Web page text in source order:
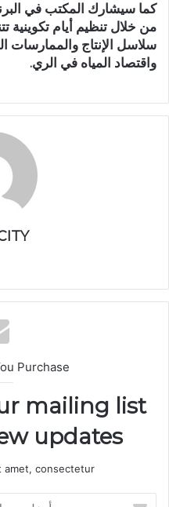
كما سيشارك المكتب في
من خلال تنظيم أيام تكوينية
سلاسل الإنتاج والممارسات
واقتصاد المياه في الري.
Purchase
mailing list
updates!
amet, consectetur.